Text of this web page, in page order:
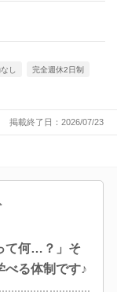
し 完全週休2日制
掲載終了日：2026/07/23
て何…？」そ
べる体制です♪